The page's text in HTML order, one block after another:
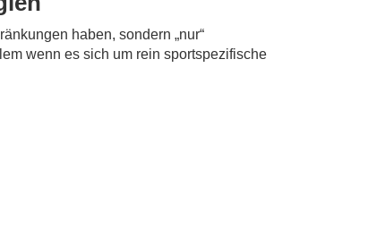
haben, sondern „nur“
wenn es sich um rein sportspezifische